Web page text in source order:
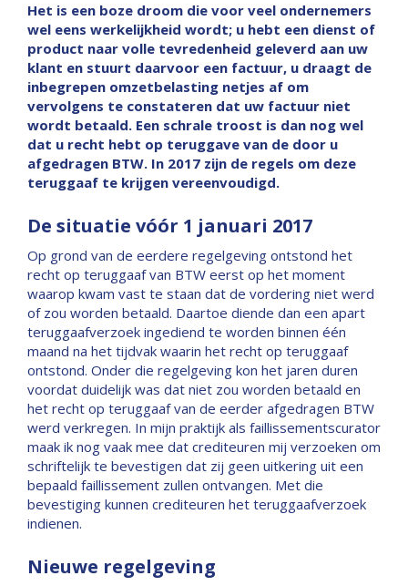
Het is een boze droom die voor veel ondernemers
wel eens werkelijkheid wordt; u hebt een dienst of
product naar volle tevredenheid geleverd aan uw
klant en stuurt daarvoor een factuur, u draagt de
inbegrepen omzetbelasting netjes af om
vervolgens te constateren dat uw factuur niet
wordt betaald. Een schrale troost is dan nog wel
dat u recht hebt op teruggave van de door u
afgedragen BTW. In 2017 zijn de regels om deze
teruggaaf te krijgen vereenvoudigd.
De situatie vóór 1 januari 2017
Op grond van de eerdere regelgeving ontstond het
recht op teruggaaf van BTW eerst op het moment
waarop kwam vast te staan dat de vordering niet werd
of zou worden betaald. Daartoe diende dan een apart
teruggaafverzoek ingediend te worden binnen één
maand na het tijdvak waarin het recht op teruggaaf
ontstond. Onder die regelgeving kon het jaren duren
voordat duidelijk was dat niet zou worden betaald en
het recht op teruggaaf van de eerder afgedragen BTW
werd verkregen. In mijn praktijk als faillissementscurator
maak ik nog vaak mee dat crediteuren mij verzoeken om
schriftelijk te bevestigen dat zij geen uitkering uit een
bepaald faillissement zullen ontvangen. Met die
bevestiging kunnen crediteuren het teruggaafverzoek
indienen.
Nieuwe regelgeving